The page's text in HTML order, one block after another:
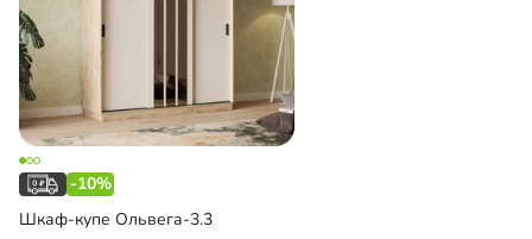
-10%
Шкаф-купе Ольвега-3.3